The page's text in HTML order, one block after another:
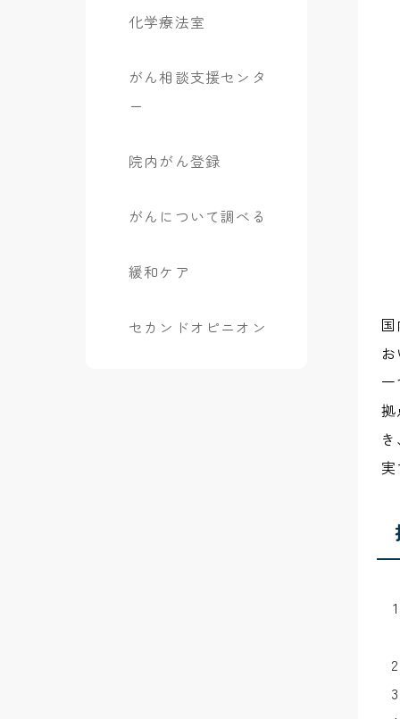
化学療法室
がん相談支援センタ
ー
院内がん登録
がんについて調べる
緩和ケア
セカンドオピニオン